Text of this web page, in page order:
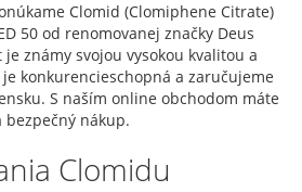
Clomid (Clomiphene Citrate)
50 od renomovanej značky Deus
známy svojou vysokou kvalitou a
konkurencieschopná a zaručujeme
S naším online obchodom máte
nákup.
Clomidu